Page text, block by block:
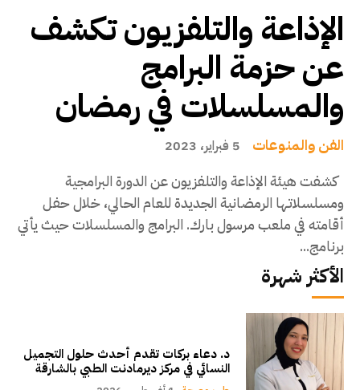
الإذاعة والتلفزيون تكشف
عن حزمة البرامج
والمسلسلات في رمضان
الفن والمنوعات 5 فبراير، 2023
كشفت هيئة الإذاعة والتلفزيون عن الدورة البرامجية
ومسلسلاتها الرمضانية الجديدة للعام الحالي، خلال حفل
أقامته في ملعب مرسول بارك. البرامج والمسلسلات حيث يأتي
برنامج...
الأكثر شهرة
د. دعاء بركات تقدم أحدث حلول التجميل
النسائي في مركز ديرمادنت الطبي بالشارقة